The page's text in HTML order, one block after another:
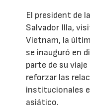
El president de
Salvador Illa,
Vietnam, la
se inauguró en
parte de su
reforzar las
institucionales
asiático.